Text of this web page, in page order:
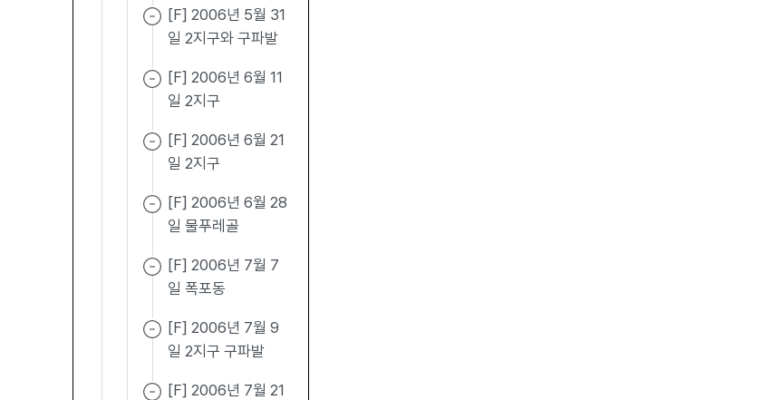
[F] 2006년 5월 31
일 2지구와 구파발
[F] 2006년 6월 11
일 2지구
[F] 2006년 6월 21
일 2지구
[F] 2006년 6월 28
일 물푸레골
[F] 2006년 7월 7
일 폭포동
[F] 2006년 7월 9
일 2지구 구파발
[F] 2006년 7월 21